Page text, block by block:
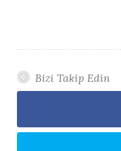
Bizi Takip Edin